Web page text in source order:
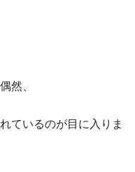
然、
ているのが目に入りま